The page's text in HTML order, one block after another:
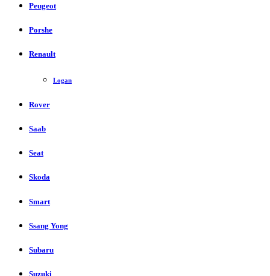
Peugeot
Porshe
Renault
Logan
Rover
Saab
Seat
Skoda
Smart
Ssang Yong
Subaru
Suzuki